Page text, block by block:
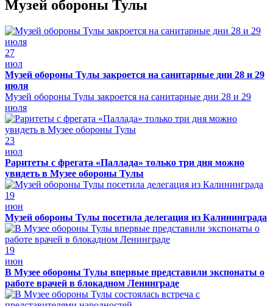
Музей обороны Тулы
27
июл
Музей обороны Тулы закроется на санитарные дни 28 и 29
июля
Музей обороны Тулы закроется на санитарные дни 28 и 29
июля
23
июл
Раритеты с фрегата «Паллада» только три дня можно
увидеть в Музее обороны Тулы
19
июн
Музей обороны Тулы посетила делегация из Калининграда
19
июн
В Музее обороны Тулы впервые представили экспонаты о
работе врачей в блокадном Ленинграде